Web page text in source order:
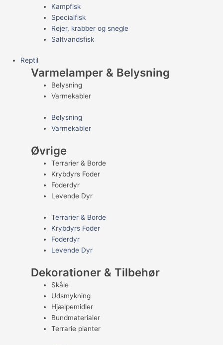
Kampfisk
Specialfisk
Rejer, krabber og snegle
Saltvandsfisk
Reptil
Varmelamper & Belysning
Belysning
Varmekabler
Belysning
Varmekabler
Øvrige
Terrarier & Borde
Krybdyrs Foder
Foderdyr
Levende Dyr
Terrarier & Borde
Krybdyrs Foder
Foderdyr
Levende Dyr
Dekorationer & Tilbehør
Skåle
Udsmykning
Hjælpemidler
Bundmaterialer
Terrarie planter